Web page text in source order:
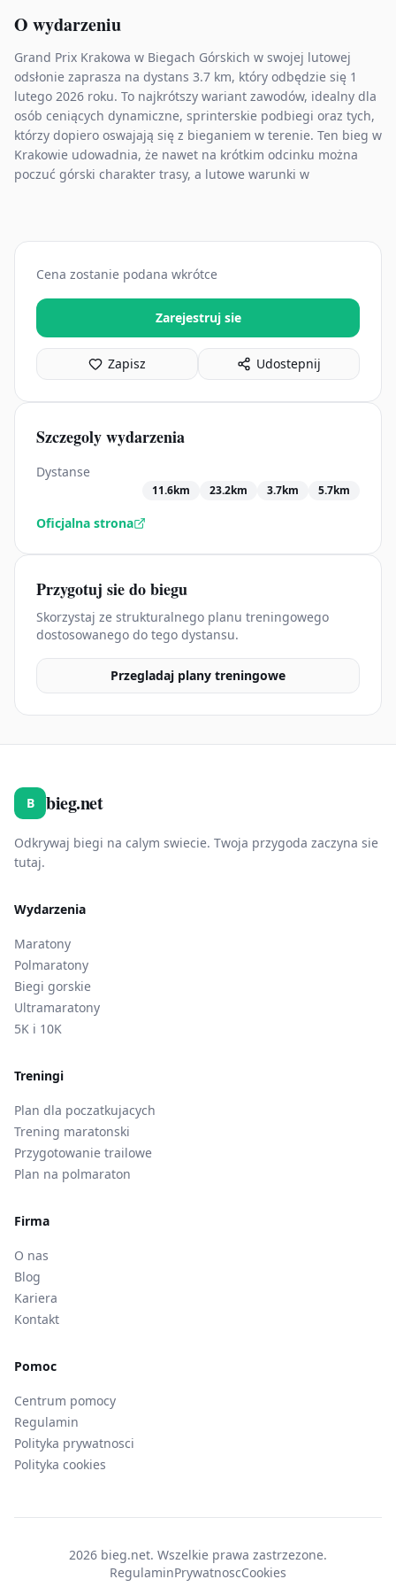
O wydarzeniu
Grand Prix Krakowa w Biegach Górskich w swojej lutowej
odsłonie zaprasza na dystans 3.7 km, który odbędzie się 1
lutego 2026 roku. To najkrótszy wariant zawodów, idealny dla
osób ceniących dynamiczne, sprinterskie podbiegi oraz tych,
którzy dopiero oswajają się z bieganiem w terenie. Ten bieg w
Krakowie udowadnia, że nawet na krótkim odcinku można
poczuć górski charakter trasy, a lutowe warunki w
Cena zostanie podana wkrótce
Zarejestruj sie
Zapisz Udostepnij
Szczegoly wydarzenia
Dystanse
11.6km 23.2km 3.7km 5.7km
Oficjalna strona
Przygotuj sie do biegu
Skorzystaj ze strukturalnego planu treningowego
dostosowanego do tego dystansu.
Przegladaj plany treningowe
B bieg.net
Odkrywaj biegi na calym swiecie. Twoja przygoda zaczyna sie
tutaj.
Wydarzenia
Maratony
Polmaratony
Biegi gorskie
Ultramaratony
5K i 10K
Treningi
Plan dla poczatkujacych
Trening maratonski
Przygotowanie trailowe
Plan na polmaraton
Firma
O nas
Blog
Kariera
Kontakt
Pomoc
Centrum pomocy
Regulamin
Polityka prywatnosci
Polityka cookies
2026 bieg.net. Wszelkie prawa zastrzezone.
RegulaminPrywatnoscCookies